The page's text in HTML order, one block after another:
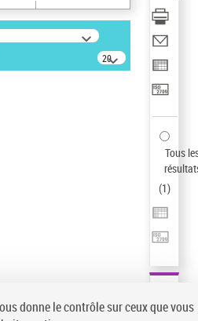
20
résultats/page
Tous
(1)
donne le contrôle sur ceux que vous